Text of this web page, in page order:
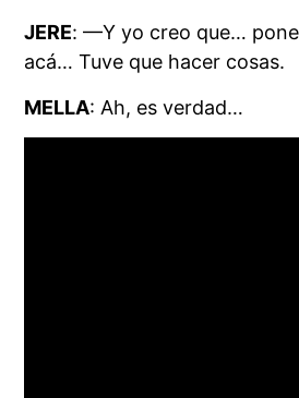
JERE: —Y yo creo que…
acá… Tuve que hacer cosas.
MELLA: Ah, es verdad…